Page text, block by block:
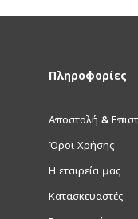
Πληροφορίες
Αποστολή &
Όροι Χρήσης
Η εταιρεία μας
Κατασκευαστές